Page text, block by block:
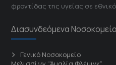
φροντίδας της υγείας σε
Διασυνδεόμενα Νοσοκομεία
Γενικό Νοσοκομείο